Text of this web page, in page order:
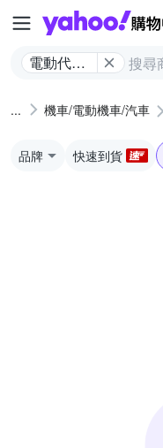
電動代步
椅 機車/電動機車/汽車
品牌 快速到貨